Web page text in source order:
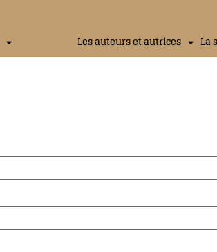
Les auteurs et autrices La